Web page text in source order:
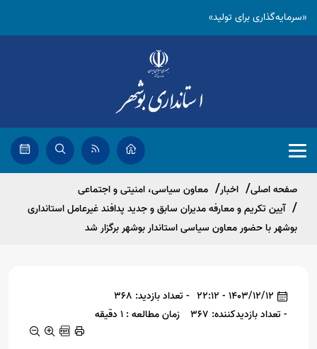
«سرمایه‌گذاری برای تولید»
صفحه اصلی اخبار
معاون سیاسی، امنیتی و اجتماعی
آیین تکریم و معارفه مدیران سابق و‌ جدید پدافند غیرعامل استانداری
بوشهر با حضور معاون سیاسی استاندار بوشهر برگزار شد
1403/12/12 - 22:12
- تعداد بازدید: 368
- تعداد بازدیدکننده: 367
زمان مطالعه : 1 دقیقه